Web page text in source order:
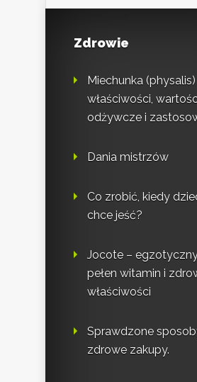
Zdrowie
Miechunka (physalis)
właściwości,
odżywcze i
Dania mistrzów
Co zrobić, kiedy
chce jeść?
Jocote –
pełen witamin i
właściwości
Sprawdzone
zdrowe zakupy.